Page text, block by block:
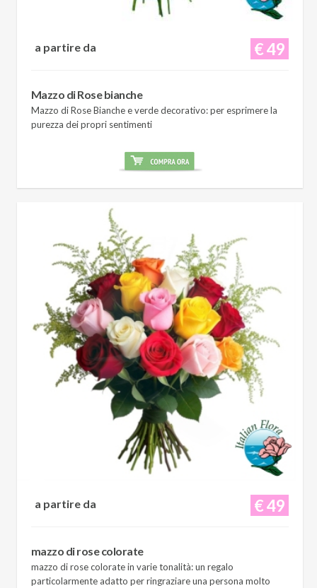
€ 49
a partire da
Mazzo di Rose bianche
Mazzo di Rose Bianche e verde decorativo: per esprimere la
purezza dei propri sentimenti
€ 49
a partire da
mazzo di rose colorate
mazzo di rose colorate in varie tonalità: un regalo
particolarmente adatto per ringraziare una persona molto